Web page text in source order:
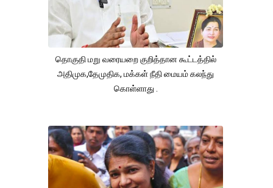
தொகுதி மறு வரையறை குறித்தான கூட்டத்தில்
அதிமுக,தேமுதிக, மக்கள் நீதி மையம் கலந்து
கொள்ளாது .